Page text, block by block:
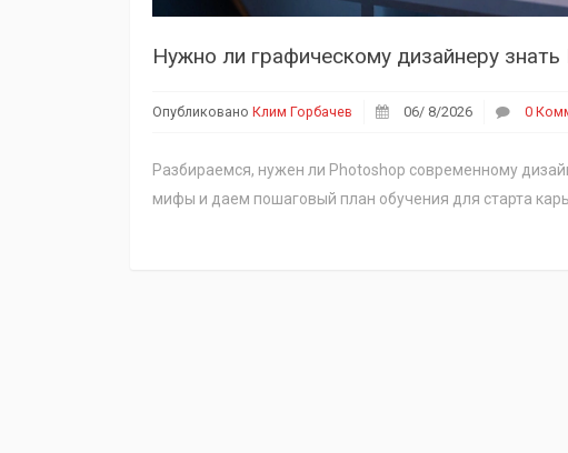
Нужно ли графическому дизайнеру
Опубликовано Клим Горбачев 06/ 8/2026 0
Разбираемся, нужен ли Photoshop современному
мифы и даем пошаговый план обучения для старта